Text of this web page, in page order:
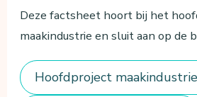
Deze factsheet hoort bij het
maakindustrie en sluit aan op
Hoofdproject